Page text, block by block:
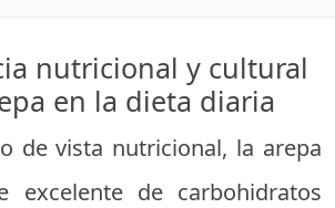
nutricional y cultural
en la dieta diaria
de vista nutricional, la arepa
excelente de carbohidratos